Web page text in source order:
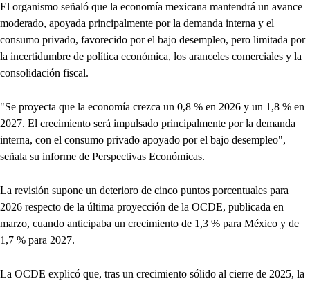
El organismo señaló que la economía mexicana mantendrá un avance
moderado, apoyada principalmente por la demanda interna y el
consumo privado, favorecido por el bajo desempleo, pero limitada por
la incertidumbre de política económica, los aranceles comerciales y la
consolidación fiscal.
"Se proyecta que la economía crezca un 0,8 % en 2026 y un 1,8 % en
2027. El crecimiento será impulsado principalmente por la demanda
interna, con el consumo privado apoyado por el bajo desempleo",
señala su informe de Perspectivas Económicas.
La revisión supone un deterioro de cinco puntos porcentuales para
2026 respecto de la última proyección de la OCDE, publicada en
marzo, cuando anticipaba un crecimiento de 1,3 % para México y de
1,7 % para 2027.
La OCDE explicó que, tras un crecimiento sólido al cierre de 2025, la